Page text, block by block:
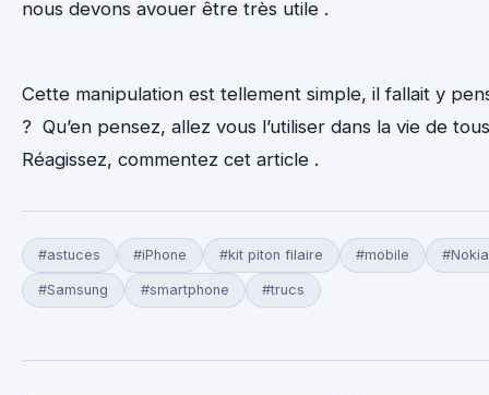
nous devons avouer être très utile .
Cette manipulation est tellement simple, il fallait y
? Qu’en pensez, allez vous l’utiliser dans la vie de
Réagissez, commentez cet article .
#astuces #iPhone #kit piton filaire #mobile #Nokia
#Samsung #smartphone #trucs